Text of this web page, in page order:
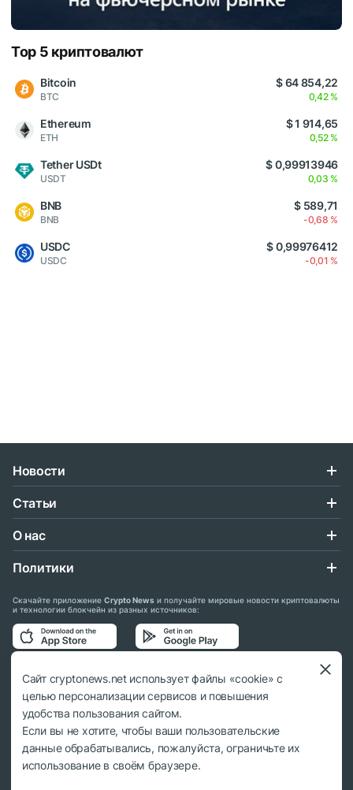
Top 5 криптовалют
Bitcoin
BTC
$ 64 854,22
0,42 %
Ethereum
ETH
$ 1 914,65
0,52 %
Tether USDt
USDT
$ 0,99913946
0,03 %
BNB
BNB
$ 589,71
-0,68 %
USDC
USDC
$ 0,99976412
-0,01 %
Новости
Статьи
О нас
Политики
Скачайте приложение Crypto News и получайте мировые новости криптовалюты
и технологии блокчейн из разных источников:
Подписывайтесь на нас в социальных сетях:
© 2018 - 2026 Crypto News. При использовании материалов ссылка на
cryptonews.net обязательна.
Сайт cryptonews.net использует файлы «cookie» с
целью персонализации сервисов и повышения
удобства пользования сайтом.
Если вы не хотите, чтобы ваши пользовательские
данные обрабатывались, пожалуйста, ограничьте их
использование в своём браузере.